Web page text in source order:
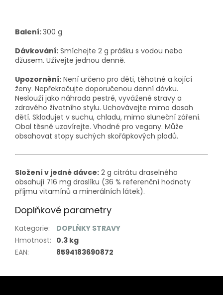
Balení:300 g
Dávkování: Smíchejte 2 g prášku s vodou nebo
džusem. Užívejte jednou denně.
Upozornění: Není určeno pro děti, těhotné a kojící
ženy. Nepřekračujte doporučenou denní dávku.
Neslouží jako náhrada pestré, vyvážené stravy a
zdravého životního stylu. Uchovávejte mimo dosah
dětí. Skladujet v suchu, chladu, mimo sluneční záření.
Obal těsně uzavírejte. Vhodné pro vegany. Může
obsahovat stopy suchých skořápkových plodů.
Složení v jedné dávce: 2 g citrátu draselného
obsahují 716 mg draslíku (36 % referenční hodnoty
příjmu vitamínů a minerálních látek).
Doplňkové parametry
Kategorie:
DOPLŇKY STRAVY
Hmotnost: 0.3 kg
EAN: 8594183690872